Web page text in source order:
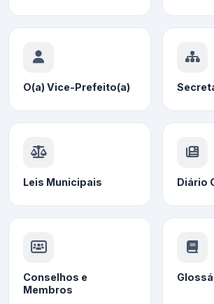
O(a) Vice-Prefeito(a)
Leis Municipais Diário
Conselhos e
Membros